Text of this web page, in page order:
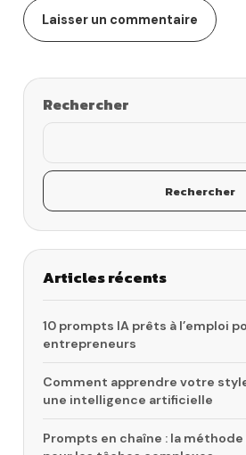
Rechercher
Rechercher
Articles récents
10 prompts IA prêts à l’emploi
entrepreneurs
Comment apprendre votre
une intelligence artificielle
Prompts en chaîne : la